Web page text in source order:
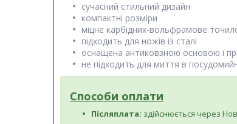
сучасний стильний дизайн
компактні розміри
міцне карбідних-вольфрамове
підходить для ножів із сталі
оснащена антиковзною основою і
не підходить для миття в
Способи оплати
Післяплата: здійснюється через